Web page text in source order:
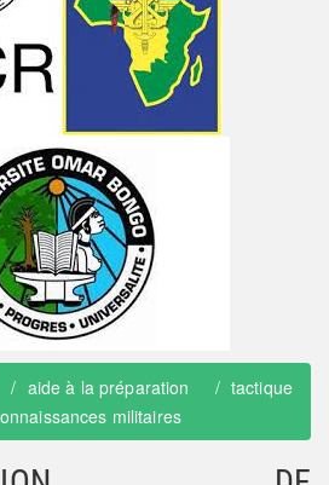
aide à la préparation
tactique
militaires